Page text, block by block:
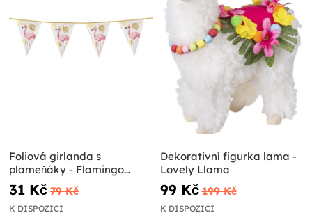
Foliová girlanda s
plameňáky - Flamingo
Party
31 Kč 79 Kč
K DISPOZICI
Dekorativní figurka lama -
Lovely Llama
99 Kč 199 Kč
K DISPOZICI